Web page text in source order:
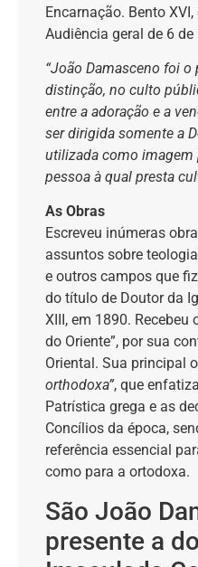
Encarnação. Bento
Audiência geral de 6
“João Damasceno foi o
distinção, no culto
entre a adoração e a
ser dirigida somente a
utilizada como imagem
pessoa à qual presta
As Obras
Escreveu inúmeras
assuntos sobre
e outros campos que
do título de Doutor da
XIII, em 1890. Recebeu
do Oriente”, por sua
Oriental. Sua principal
orthodoxa”, que
Patrística grega e as
Concílios da época,
referência essencial
como para a ortodoxa.
São João
presente a